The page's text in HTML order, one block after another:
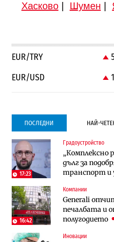
Хасково| Шумен
EUR/TRY
EUR/USD
ПОСЛЕДНИ НАЙ-
17:23
Градоустройство
„Комплексно
дълг за
транспорт и
16:42
Компании
Generali
печалбата и
полугодието
Иновации
Градоустройство
Столична
трасе по бул.
Компании
Vivacom
90%
Енергетика
Компании
Vivacom
90%
To:know
Последни дни
в лева: Какво
Градоустройство